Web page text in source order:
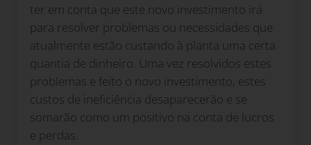
ter em conta que este novo investimento irá
para resolver problemas ou necessidades que
atualmente estão custando à planta uma certa
quantia de dinheiro. Uma vez resolvidos estes
problemas e feito o novo investimento, estes
custos de ineficiência desaparecerão e se
somarão como um positivo na conta de lucros
e perdas.